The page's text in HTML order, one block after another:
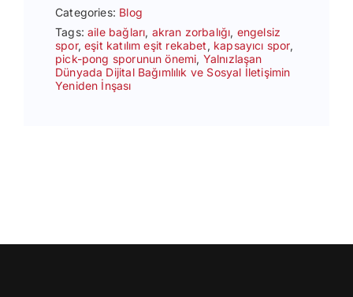
Categories: Blog
Tags:aile bağları, akran zorbalığı, engelsiz
spor,eşit katılım eşit rekabet , kapsayıcı spor,
pick-pong sporunun önemi, Yalnızlaşan
Dünyada Dijital Bağımlılık ve Sosyal İletişimin
Yeniden İnşası